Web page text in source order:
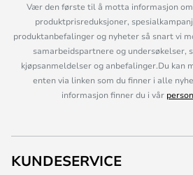
Vær den første til å motta informasjon
produktprisreduksjoner,
produktanbefalinger og nyheter så snart vi
samarbeidspartnere og undersøkelser,
kjøpsanmeldelser og anbefalinger.Du kan
enten via linken som du finner i alle
informasjon finner du i vår
KUNDESERVICE